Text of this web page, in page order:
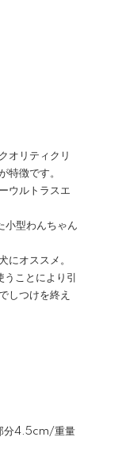
オリティクリ
特徴です。
ウルトラスエ
小型わんちゃん
にオススメ。
ことにより引
しつけを終え
分4.5cm/重量